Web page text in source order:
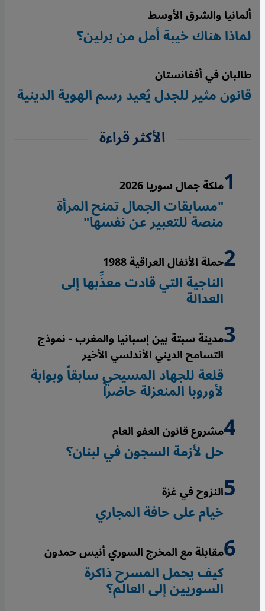
ألمانيا والشرق الأوسط
لماذا هناك خيبة أمل من برلين؟
طالبان في أفغانستان
قانون مثير للجدل يُعيد رسم الهوية الدينية
الأكثر قراءة
ملكة جمال سوريا 2026
"مسابقات الجمال تمنح المرأة
منصة للتعبير عن نفسها"
حملة الأنفال العراقية 1988
الناجية التي قادت معذِّبها إلى
العدالة
مدينة سبتة بين إسبانيا والمغرب - نموذج
التسامح الديني الأندلسي الأخير
قلعة للجهاد المسيحي سابقاً وبوابة
لأوروبا المنعزلة حاضراً
مشروع قانون العفو العام
حل لأزمة السجون في لبنان؟
النزوح في غزة
خيام على حافة المجاري
مقابلة مع المخرج السوري أنيس حمدون
كيف يحمل المسرح ذاكرة
السوريين إلى العالم؟